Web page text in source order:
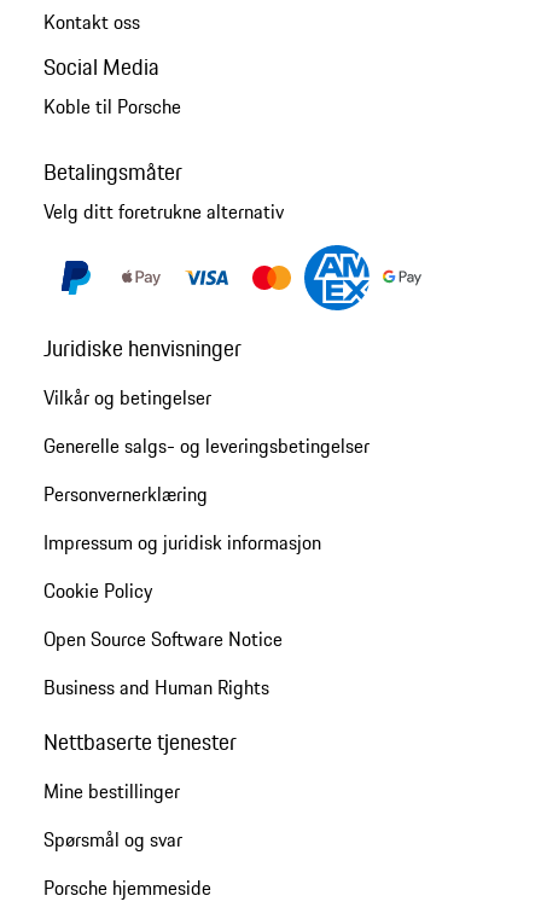
Kontakt oss
Social Media
Koble til Porsche
Betalingsmåter
Velg ditt foretrukne alternativ
Juridiske henvisninger
Vilkår og betingelser
Generelle salgs- og leveringsbetingelser
Personvernerklæring
Impressum og juridisk informasjon
Cookie Policy
Open Source Software Notice
Business and Human Rights
Nettbaserte tjenester
Mine bestillinger
Spørsmål og svar
Porsche hjemmeside